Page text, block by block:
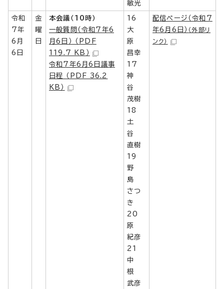
敏光
令和
7年
6月
6日
金
曜
日
本会議（10時）
一般質問（令和7年6
月6日） （PDF
119.7 KB）
令和7年6月6日議事
日程 （PDF 36.2
KB）
16
大
原
昌幸
17
神
谷
茂樹
18
土
谷
直樹
19
野
島
さつ
き
20
原
紀彦
21
中
根
武彦
配信ページ（令和7
年6月6日） （外部リ
ンク）